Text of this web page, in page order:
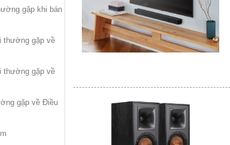
gặp khi bán
thường gặp về
thường gặp về
gặp về Điều